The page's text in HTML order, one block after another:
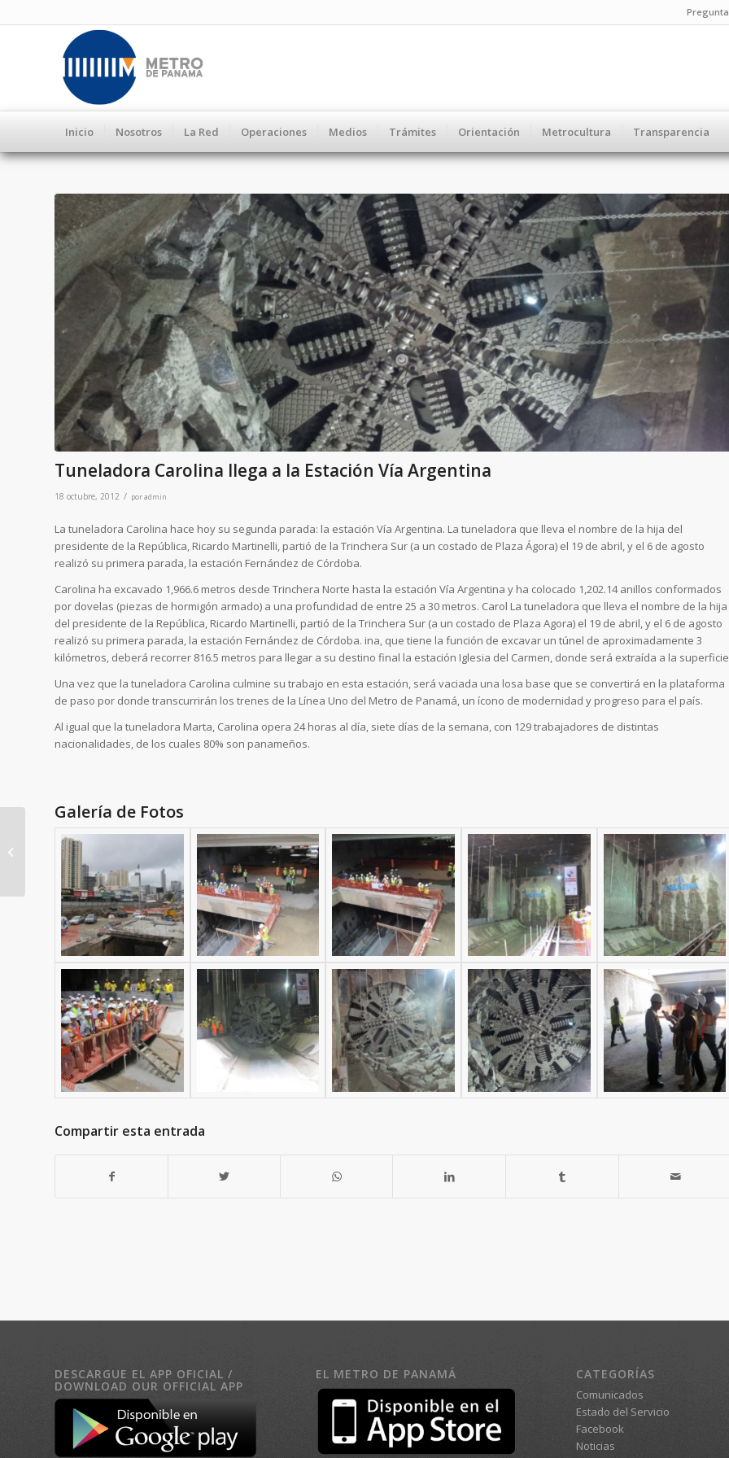
Inicio Nosotros La Red Operaciones Medios Trámites Orientación Metrocultura Transparencia
Tuneladora Carolina llega a la Estación Vía Argentina
18 octubre, 2012 / poradmin
La tuneladora Carolina hace hoy su segunda parada: la estación Vía Argentina. La tuneladora que lleva el nombre de la hija del
presidente de la República, Ricardo Martinelli, partió de la Trinchera Sur (a un costado de Plaza Ágora) el 19 de abril, y el 6 de agosto
realizó su primera parada, la estación Fernández de Córdoba.
Carolina ha excavado 1,966.6 metros desde Trinchera Norte hasta la estación Vía Argentina y ha colocado 1,202.14 anillos conformados
por dovelas (piezas de hormigón armado) a una profundidad de entre 25 a 30 metros. Carol La tuneladora que lleva el nombre de la hija
del presidente de la República, Ricardo Martinelli, partió de la Trinchera Sur (a un costado de Plaza Agora) el 19 de abril, y el 6 de agosto
realizó su primera parada, la estación Fernández de Córdoba. ina, que tiene la función de excavar un túnel de aproximadamente 3
kilómetros, deberá recorrer 816.5 metros para llegar a su destino final la estación Iglesia del Carmen, donde será extraída a la
Una vez que la tuneladora Carolina culmine su trabajo en esta estación, será vaciada una losa base que se convertirá en la plataforma
de paso por donde transcurrirán los trenes de la Línea Uno del Metro de Panamá, un ícono de modernidad y progreso para el país.
Al igual que la tuneladora Marta, Carolina opera 24 horas al día, siete días de la semana, con 129 trabajadores de distintas
nacionalidades, de los cuales 80% son panameños.
Galería de Fotos
Compartir esta entrada
DESCARGUE EL APP OFICIAL /
DOWNLOAD OUR OFFICIAL APP
EL METRO DE PANAMÁ CATEGORÍAS
Comunicados
Estado del Servicio
Facebook
Noticias
SMP y Elevadores Otis
S.A firman contrato
para la construcción
de escaleras...